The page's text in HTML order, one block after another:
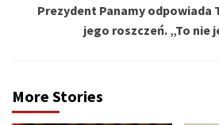
Prezydent Panamy odpowiada
jego roszczeń. „To nie
More Stories